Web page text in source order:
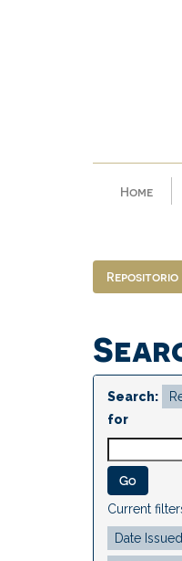
Home
Search:
for
Current